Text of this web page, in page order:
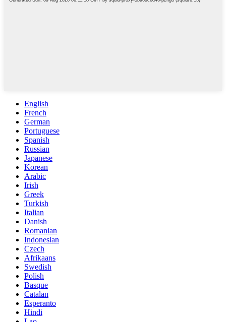
English
French
German
Portuguese
Spanish
Russian
Japanese
Korean
Arabic
Irish
Greek
Turkish
Italian
Danish
Romanian
Indonesian
Czech
Afrikaans
Swedish
Polish
Basque
Catalan
Esperanto
Hindi